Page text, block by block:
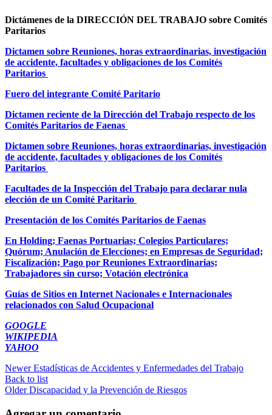
Dictámenes de la DIRECCIÓN DEL TRABAJO sobre Comités
Paritarios
Dictamen sobre Reuniones, horas extraordinarias, investigación
de accidente, facultades y obligaciones de los Comités
Paritarios
Fuero del integrante Comité Paritario
Dictamen reciente de la Dirección del Trabajo respecto de los
Comités Paritarios de Faenas
Dictamen sobre Reuniones, horas extraordinarias, investigación
de accidente, facultades y obligaciones de los Comités
Paritarios
Facultades de la Inspección del Trabajo para declarar nula
elección de un Comité Paritario
Presentación de los Comités Paritarios de Faenas
En Holding; Faenas Portuarias; Colegios Particulares;
Quórum; Anulación de Elecciones; en Empresas de Seguridad;
Fiscalización; Pago por Reuniones Extraordinarias;
Trabajadores sin curso; Votación electrónica
Guías de Sitios en Internet Nacionales e Internacionales
relacionados con Salud Ocupacional
GOOGLE
WIKIPEDIA
YAHOO
Newer Estadísticas de Accidentes y Enfermedades del Trabajo
Back to list
Older Discapacidad y la Prevención de Riesgos